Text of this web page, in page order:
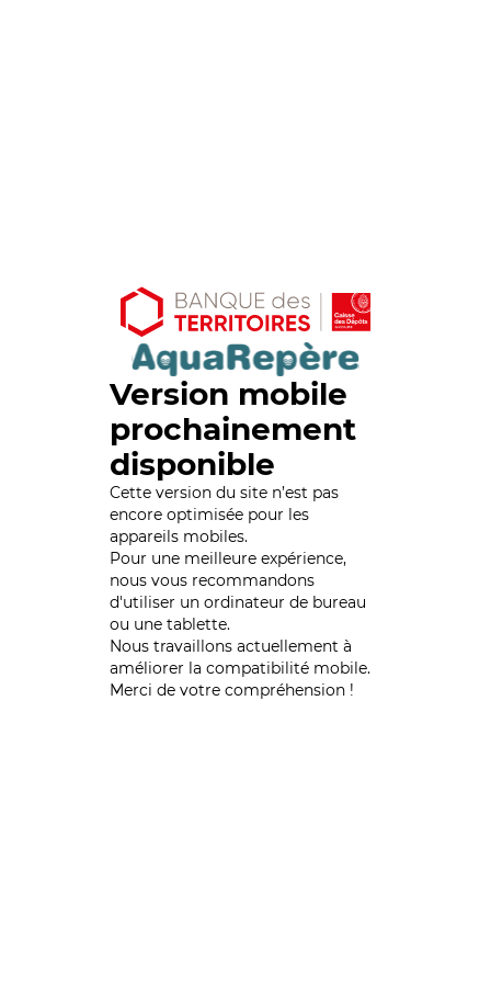
Version mobile
prochainement
disponible
Cette version du site n’est pas
encore optimisée pour les
appareils mobiles.
Pour une meilleure expérience,
nous vous recommandons
d'utiliser un ordinateur de bureau
ou une tablette.
Nous travaillons actuellement à
améliorer la compatibilité mobile.
Merci de votre compréhension !